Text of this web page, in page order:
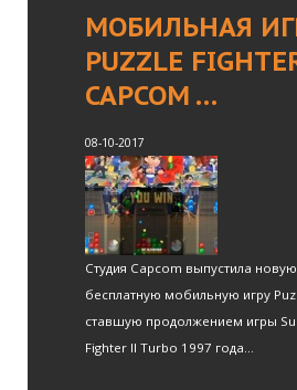
МОБИЛЬНАЯ
PUZZLE
CAPCOM …
08-10-2017
Студия Capcom выпустила
бесплатную мобильную игру
ставшую продолжением игры
Fighter II Turbo 1997 года...